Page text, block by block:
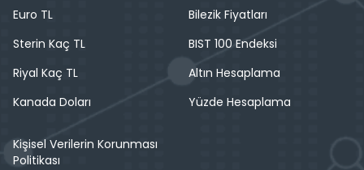
Euro TL
Sterin Kaç TL
Riyal Kaç TL
Kanada Doları
Bilezik Fiyatları
BIST 100 Endeksi
Altın Hesaplama
Yüzde Hesaplama
Kişisel Verilerin Korunması
Politikası